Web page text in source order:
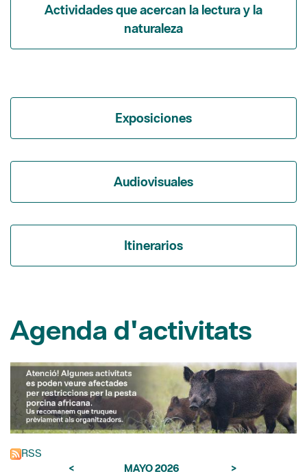
Actividades que acercan la lectura y la
naturaleza
Exposiciones
Audiovisuales
Itinerarios
Agenda d'activitats
RSS
< MAYO 2026
>